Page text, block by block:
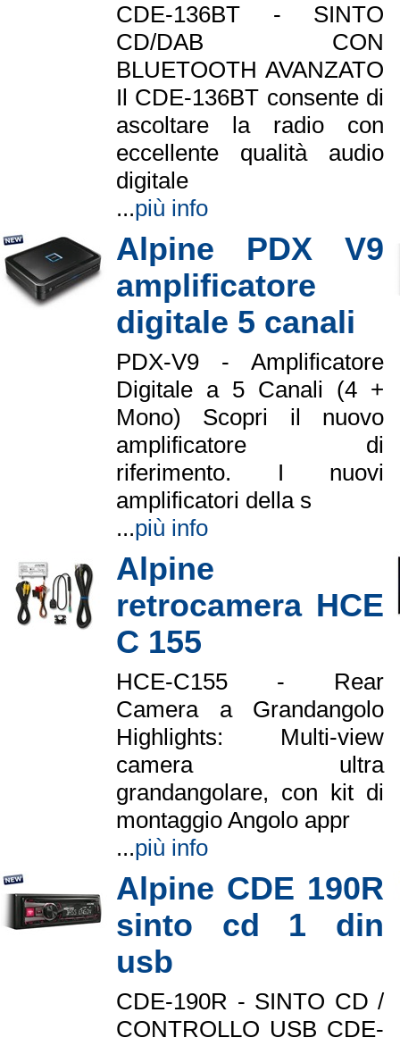
CDE-136BT - SINTO
CD/DAB CON
BLUETOOTH AVANZATO
Il CDE-136BT consente di
ascoltare la radio con
eccellente qualità audio
digitale
...più info
Alpine PDX V9
amplificatore
digitale 5 canali
PDX-V9 - Amplificatore
Digitale a 5 Canali (4 +
Mono) Scopri il nuovo
amplificatore di
riferimento. I nuovi
amplificatori della s
...più info
Alpine
retrocamera HCE
C 155
HCE-C155 - Rear
Camera a Grandangolo
Highlights: Multi-view
camera ultra
grandangolare, con kit di
montaggio Angolo appr
...più info
Alpine CDE 190R
sinto cd 1 din
usb
CDE-190R - SINTO CD /
CONTROLLO USB CDE-